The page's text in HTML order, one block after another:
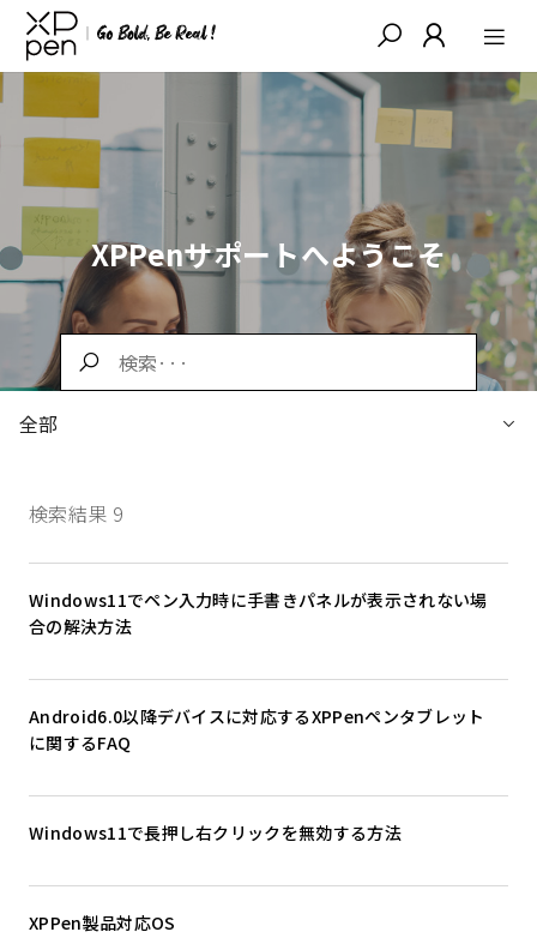
XPPenサポートへようこそ
全部
検索結果 9
Windows11でペン入力時に手書きパネルが表示されない場
合の解決方法
Android6.0以降デバイスに対応するXPPenペンタブレット
に関するFAQ
Windows11で長押し右クリックを無効する方法
XPPen製品対応OS